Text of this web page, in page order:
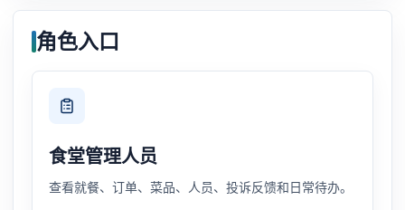
角色入口
食堂管理人员
查看就餐、订单、菜品、人员、投诉反馈和日常待办。